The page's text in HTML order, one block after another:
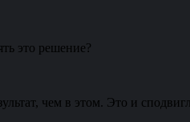
это решение?
чем в этом. Это и